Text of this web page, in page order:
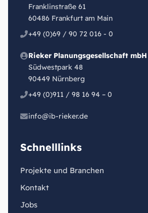
Franklinstraße 61
60486 Frankfurt am Main
+49 (0)69 / 90 72 016 - 0
Rieker Planungsgesellschaft mbH
Südwestpark 48
90449 Nürnberg
+49 (0)911 / 98 16 94 – 0
info@ib-rieker.de
Schnelllinks
Projekte und Branchen
Kontakt
Jobs